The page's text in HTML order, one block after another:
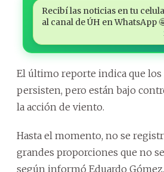
Recibí las noticias en tu
al canal de ÚH en WhatsApp
El último reporte indica que los
persisten, pero están bajo
la acción de viento.
Hasta el momento, no se
grandes proporciones que no
según informó Eduardo